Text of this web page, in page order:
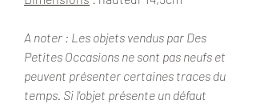
A noter : Les objets vendus par Des
Petites Occasions ne sont pas neufs et
peuvent présenter certaines traces du
temps. Si l'objet présente un défaut